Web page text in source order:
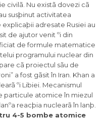
civilã. Nu existã dovezi cã
susþinut activitatea
adresate Rusiei au
de ajutor venit ºi din
de formule matematice
programului nuclear din
cã proiectul sãu de
a fost gãsit în Iran. Khan a
ºi Libiei. Mecanismul
particule atomice în miezul
reacþia nuclearã în lanþ.
4-5 bombe atomice